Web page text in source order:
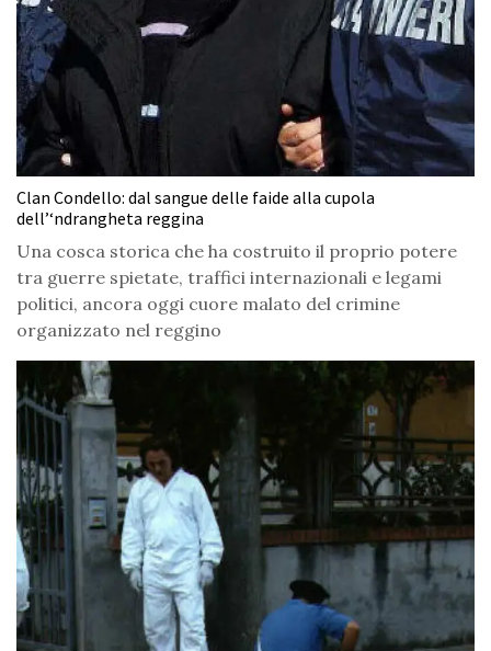
Clan Condello: dal sangue delle faide alla cupola
dell’‘ndrangheta reggina
Una cosca storica che ha costruito il proprio potere
tra guerre spietate, traffici internazionali e legami
politici, ancora oggi cuore malato del crimine
organizzato nel reggino